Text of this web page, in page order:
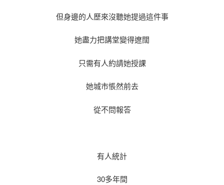
但身邊的人歷來沒聽她提過這件事
她盡力把講堂變得遼闊
只需有人約請她授課
她城市悵然前去
從不問報答
有人統計
30多年間